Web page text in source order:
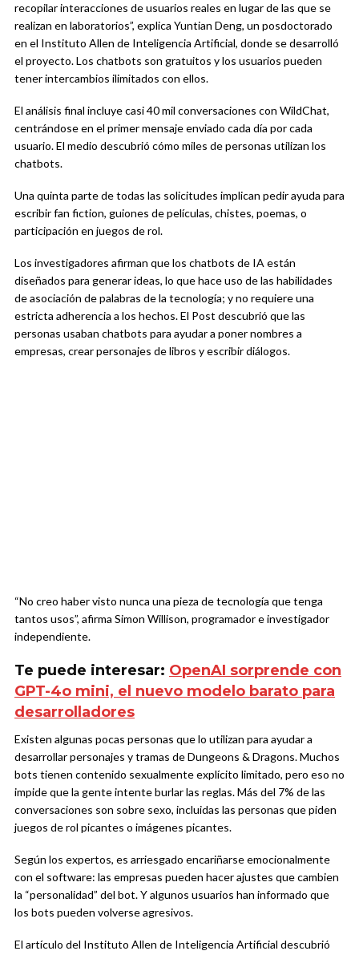
recopilar interacciones de usuarios reales en lugar de las que se
realizan en laboratorios”, explica Yuntian Deng, un posdoctorado
en el Instituto Allen de Inteligencia Artificial, donde se desarrolló
el proyecto. Los chatbots son gratuitos y los usuarios pueden
tener intercambios ilimitados con ellos.
El análisis final incluye casi 40 mil conversaciones con WildChat,
centrándose en el primer mensaje enviado cada día por cada
usuario. El medio descubrió cómo miles de personas utilizan los
chatbots.
Una quinta parte de todas las solicitudes implican pedir ayuda para
escribir fan fiction, guiones de películas, chistes, poemas, o
participación en juegos de rol.
Los investigadores afirman que los chatbots de IA están
diseñados para generar ideas, lo que hace uso de las habilidades
de asociación de palabras de la tecnología; y no requiere una
estricta adherencia a los hechos. El Post descubrió que las
personas usaban chatbots para ayudar a poner nombres a
empresas, crear personajes de libros y escribir diálogos.
“No creo haber visto nunca una pieza de tecnología que tenga
tantos usos”, afirma Simon Willison, programador e investigador
independiente.
Te puede interesar: OpenAI sorprende con
GPT-4o mini, el nuevo modelo barato para
desarrolladores
Existen algunas pocas personas que lo utilizan para ayudar a
desarrollar personajes y tramas de Dungeons & Dragons. Muchos
bots tienen contenido sexualmente explícito limitado, pero eso no
impide que la gente intente burlar las reglas. Más del 7% de las
conversaciones son sobre sexo, incluidas las personas que piden
juegos de rol picantes o imágenes picantes.
Según los expertos, es arriesgado encariñarse emocionalmente
con el software: las empresas pueden hacer ajustes que cambien
la “personalidad” del bot. Y algunos usuarios han informado que
los bots pueden volverse agresivos.
El artículo del Instituto Allen de Inteligencia Artificial descubrió